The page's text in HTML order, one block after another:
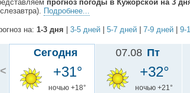
прогноз погоды в Кужорской на 3
Подробнее...
на: 1-3 дня 3-5 дней 5-7 дней 7-9 дней 9-
<
Сегодня
+31°
ночью +18°
07.08 Пт
+32°
ночью +21°